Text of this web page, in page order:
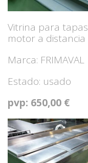
Vitrina para
motor a distancia
Marca: FRIMAVAL
Estado: usado
pvp: 650,00 €